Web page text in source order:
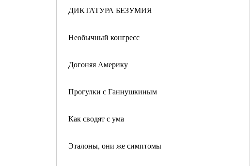
ДИКТАТУРА БЕЗУМИЯ
Необычный конгресс
Догоняя Америку
Прогулки с Ганнушкиным
Как сводят с ума
Эталоны, они же симптомы